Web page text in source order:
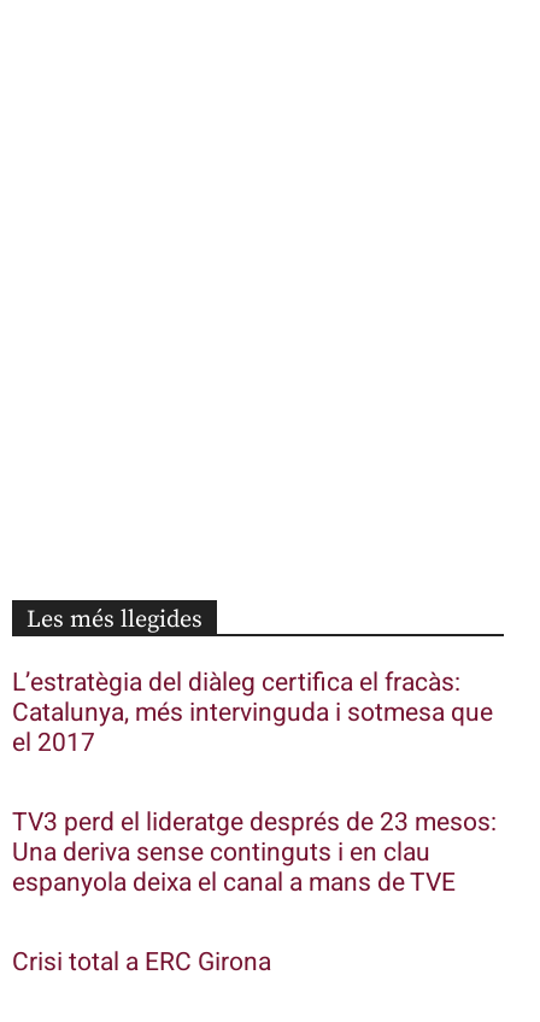
Les més llegides
L’estratègia del diàleg certifica el fracàs:
Catalunya, més intervinguda i sotmesa que
el 2017
TV3 perd el lideratge després de 23 mesos:
Una deriva sense continguts i en clau
espanyola deixa el canal a mans de TVE
Crisi total a ERC Girona